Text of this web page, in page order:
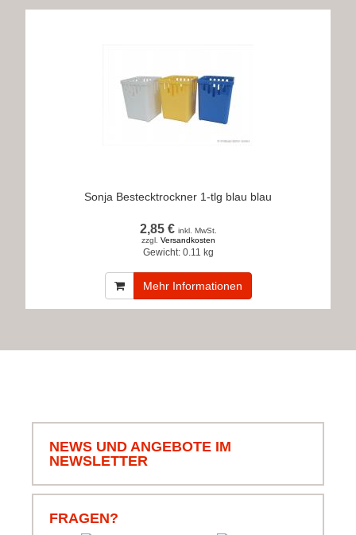
Sonja Bestecktrockner 1-tlg blau blau
2,85 € inkl. MwSt.
zzgl. Versandkosten
Gewicht: 0.11 kg
Mehr Informationen
NEWS UND ANGEBOTE IM
NEWSLETTER
FRAGEN?